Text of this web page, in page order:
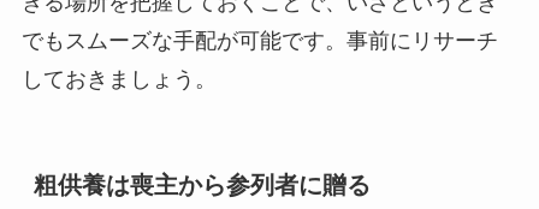
でもスムーズな手配が可能です。事前にリサーチ
しておきましょう。
粗供養は喪主から参列者に贈る